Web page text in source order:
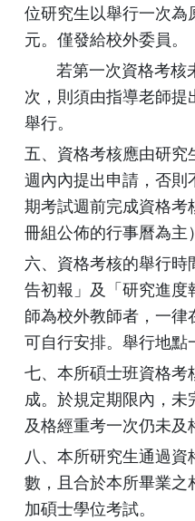
位研究生以舉行一次
元。僅發給校外委員。
若第一次資格考核
次，則須由指導老師
舉行。
五、資格考核應由研
週內內提出申請，否
期考試週前完成資格
冊組公佈的行事曆為主
六、資格考核的舉行
告初報」及「研究進
師為校外教師者，一
可自行安排。舉行地點
七、本所碩士班資格
成。於規定期限內，
及格經重考一次仍未及
八、本所研究生通過
數，且合於本所畢業
加碩士學位考試。